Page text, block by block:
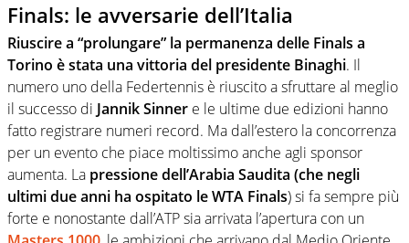
Finals: le avversarie dell’Italia
Riuscire a “prolungare” la permanenza delle Finals a
Torino è stata una vittoria del presidente Binaghi. Il
numero uno della Federtennis è riuscito a sfruttare al meglio
il successo di Jannik Sinner e le ultime due edizioni hanno
fatto registrare numeri record. Ma dall’estero la concorrenza
per un evento che piace moltissimo anche agli sponsor
aumenta. La pressione dell’Arabia Saudita (che negli
ultimi due anni ha ospitato le WTA Finals) si fa sempre più
forte e nonostante dall’ATP sia arrivata l’apertura con un